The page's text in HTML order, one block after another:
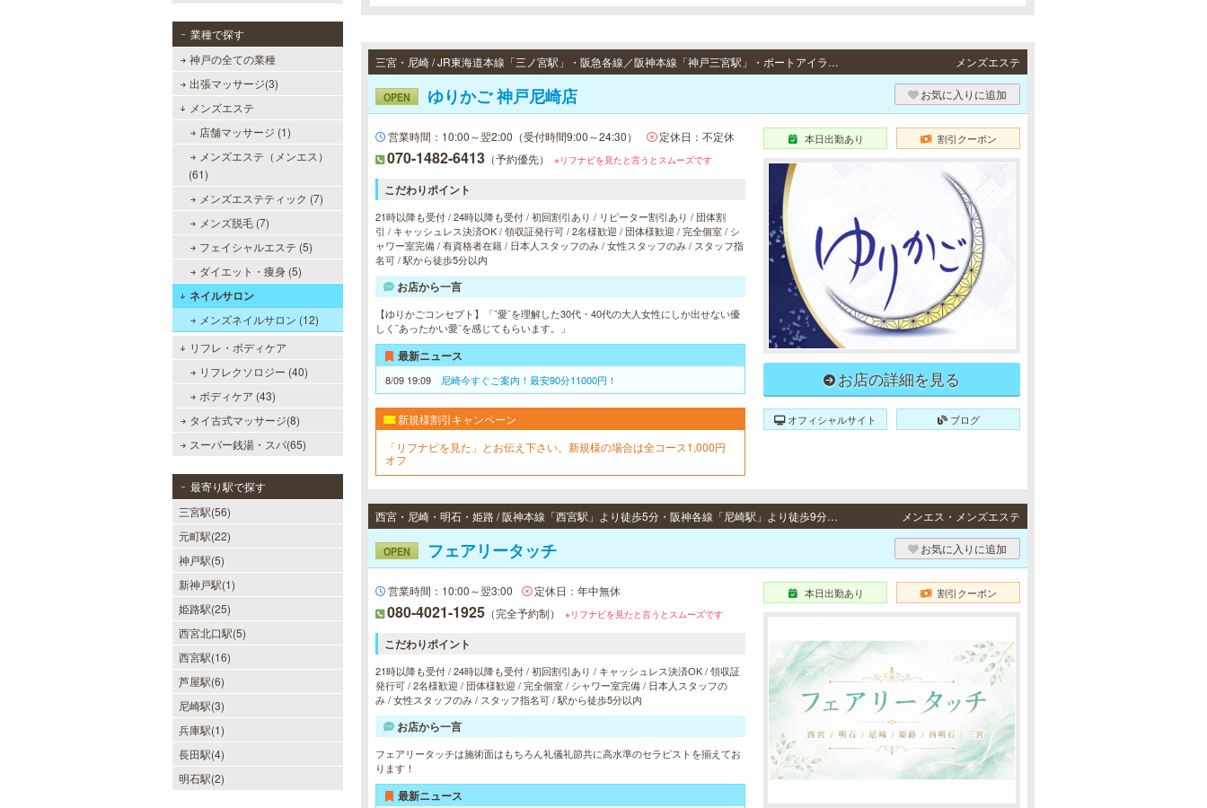
業種で探す
神戸の全ての業種
出張マッサージ(3)
メンズエステ
店舗マッサージ (1)
メンズエステ（メンエス）
(61)
メンズエステティック (7)
メンズ脱毛 (7)
フェイシャルエステ (5)
ダイエット・痩身 (5)
ネイルサロン
メンズネイルサロン (12)
リフレ・ボディケア
リフレクソロジー (40)
ボディケア (43)
タイ古式マッサージ(8)
スーパー銭湯・スパ(65)
最寄り駅で探す
三宮駅(56)
元町駅(22)
神戸駅(5)
新神戸駅(1)
姫路駅(25)
西宮北口駅(5)
西宮駅(16)
芦屋駅(6)
尼崎駅(3)
兵庫駅(1)
長田駅(4)
明石駅(2)
三宮・尼崎 / JR東海道本線「三ノ宮駅」・阪急各線／阪神本線「神戸三宮駅」・ポートアイランド線「三宮駅」・地下鉄各線「三宮駅」より徒歩3分・JR各線「尼崎駅」より徒歩3分 メンズエステ
OPEN ゆりかご 神戸尼崎店 お気に入りに追加
営業時間：10:00～翌2:00（受付時間9:00～24:30） 定休日：不定休
070-1482-6413 （予約優先） ※リフナビを見たと言うとスムーズです
こだわりポイント
21時以降も受付 / 24時以降も受付 / 初回割引あり / リピーター割引あり / 団体割
引 / キャッシュレス決済OK / 領収証発行可 / 2名様歓迎 / 団体様歓迎 / 完全個室 / シ
ャワー室完備 / 有資格者在籍 / 日本人スタッフのみ / 女性スタッフのみ / スタッフ指
名可 / 駅から徒歩5分以内
お店から一言
【ゆりかごコンセプト】「¨愛¨を理解した30代・40代の大人女性にしか出せない優
しく¨あったかい愛¨を感じてもらいます。」
最新ニュース
8/09 19:09 尼崎今すぐご案内！最安90分11000円！
新規様割引キャンペーン
「リフナビを見た」とお伝え下さい。新規様の場合は全コース1,000円
オフ
本日出勤あり 割引クーポン
お店の詳細を見る
オフィシャルサイト ブログ
西宮・尼崎・明石・姫路 / 阪神本線「西宮駅」より徒歩5分・阪神各線「尼崎駅」より徒歩9分・JR山陽本線「明石駅」より徒歩8分・JR各線「姫路駅」より徒歩5分 メンエス・メンズエステ
OPEN フェアリータッチ お気に入りに追加
営業時間：10:00～翌3:00 定休日：年中無休
080-4021-1925 （完全予約制） ※リフナビを見たと言うとスムーズです
こだわりポイント
21時以降も受付 / 24時以降も受付 / 初回割引あり / キャッシュレス決済OK / 領収証
発行可 / 2名様歓迎 / 団体様歓迎 / 完全個室 / シャワー室完備 / 日本人スタッフの
み / 女性スタッフのみ / スタッフ指名可 / 駅から徒歩5分以内
お店から一言
フェアリータッチは施術面はもちろん礼儀礼節共に高水準のセラピストを揃えてお
ります！
最新ニュース
本日出勤あり 割引クーポン